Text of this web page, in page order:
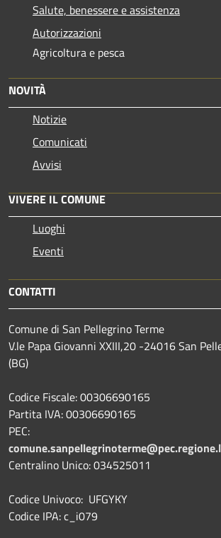
Salute, benessere e assistenza
Autorizzazioni
Agricoltura e pesca
NOVITÀ
Notizie
Comunicati
Avvisi
VIVERE IL COMUNE
Luoghi
Eventi
CONTATTI
Comune di San Pellegrino Terme
V.le Papa Giovanni XXIII,20 -24016 San
(BG)
Codice Fiscale: 00306690165
Partita IVA: 00306690165
PEC:
Centralino Unico: 034525011
Codice Univoco: UFGYKY
Codice IPA: c_i079